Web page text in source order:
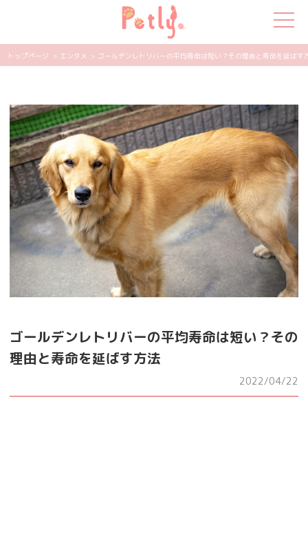
猫の特集
ペット用品
飼い主さんの悩み
ペットの気持ち
知って得する
エンタメ
トップページ > エンタメ > ゴールデンレトリバーの平均寿命は短い？その理由と寿命を延ばす
ゴールデンレトリバーの平均寿命は短い？その
理由と寿命を延ばす方法
2022/04/22